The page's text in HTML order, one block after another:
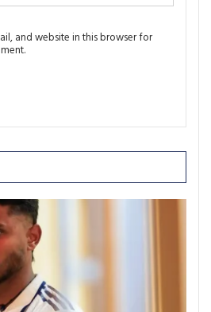
and website in this browser for